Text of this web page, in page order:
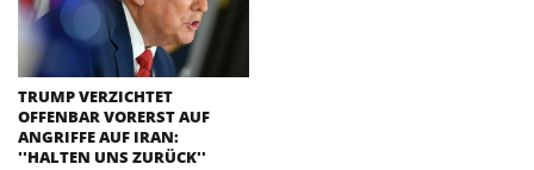
TRUMP VERZICHTET
OFFENBAR VORERST AUF
ANGRIFFE AUF IRAN:
''HALTEN UNS ZURÜCK''